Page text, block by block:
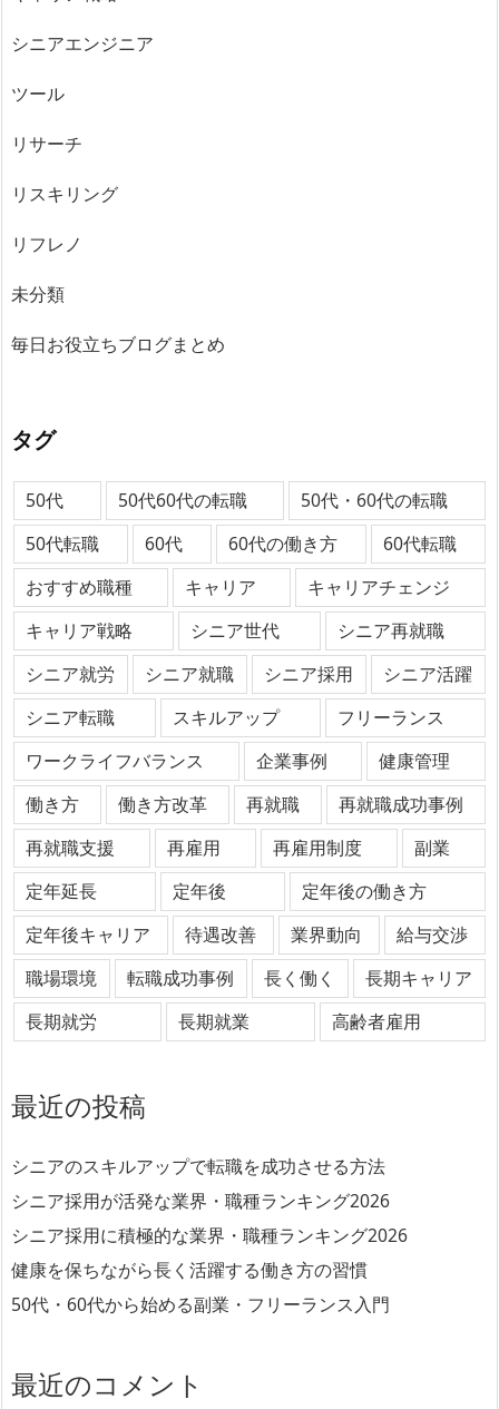
シニアエンジニア
ツール
リサーチ
リスキリング
リフレノ
未分類
毎日お役立ちブログまとめ
タグ
50代 50代60代の転職
50代・60代の転職
50代転職
60代 60代の働き方
60代転職
おすすめ職種
キャリア
キャリアチェンジ
キャリア戦略
シニア世代
シニア再就職
シニア就労
シニア就職 シニア採用
シニア活躍
シニア転職
スキルアップ
フリーランス
ワークライフバランス
企業事例
健康管理
働き方
働き方改革 再就職
再就職成功事例
再就職支援
再雇用 再雇用制度
副業
定年延長
定年後
定年後の働き方
定年後キャリア
待遇改善 業界動向
給与交渉
職場環境
転職成功事例 長く働く
長期キャリア
長期就労
長期就業 高齢者雇用
最近の投稿
シニアのスキルアップで転職を成功させる方法
シニア採用が活発な業界・職種ランキング2026
シニア採用に積極的な業界・職種ランキング2026
健康を保ちながら長く活躍する働き方の習慣
50代・60代から始める副業・フリーランス入門
最近のコメント